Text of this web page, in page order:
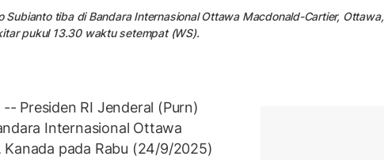
Subianto tiba di Bandara Internasional Ottawa Macdonald-Cartier, Ottawa,
pukul 13.30 waktu setempat (WS).
-- Presiden RI Jenderal (Purn)
Internasional Ottawa
pada Rabu (24/9/2025)